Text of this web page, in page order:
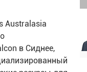
Australasia
в Сиднее,